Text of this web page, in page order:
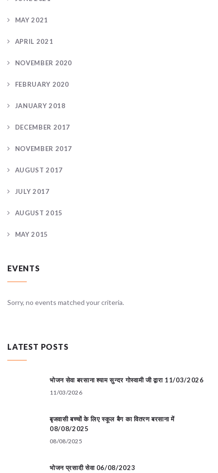
MAY 2021
APRIL 2021
NOVEMBER 2020
FEBRUARY 2020
JANUARY 2018
DECEMBER 2017
NOVEMBER 2017
AUGUST 2017
JULY 2017
AUGUST 2015
MAY 2015
EVENTS
Sorry, no events matched your criteria.
LATEST POSTS
भोजन सेवा बरसाना श्याम सुन्दर गोस्वामी जी द्वारा 11/03/2026
11/03/2026
बृजवासी बच्चों के लिए स्कूल बैग का वितरण बरसाना में
08/08/2025
08/08/2025
भोजन प्रसादी सेवा 06/08/2023